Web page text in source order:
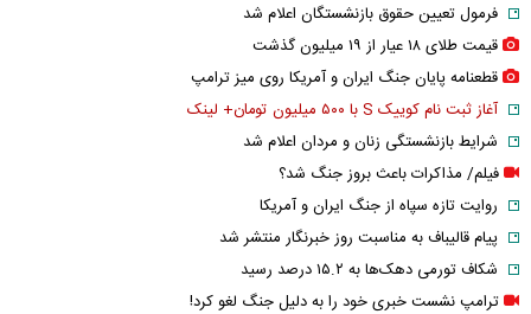
فرمول تعیین حقوق بازنشستگان اعلام شد
قیمت طلای ۱۸ عیار از ۱۹ میلیون گذشت
قطعنامه پایان جنگ ایران و آمریکا روی میز ترامپ
آغاز ثبت نام کوییک S با ۵۰۰ میلیون تومان+ لینک
شرایط بازنشستگی زنان و مردان اعلام شد
فیلم/ مذاکرات باعث بروز جنگ شد؟
روایت تازه سپاه از جنگ ایران و آمریکا
پیام قالیباف به مناسبت روز خبرنگار منتشر شد
شکاف تورمی دهک‌ها به ۱۵.۲ درصد رسید
ترامپ نشست خبری خود را به دلیل جنگ لغو کرد!